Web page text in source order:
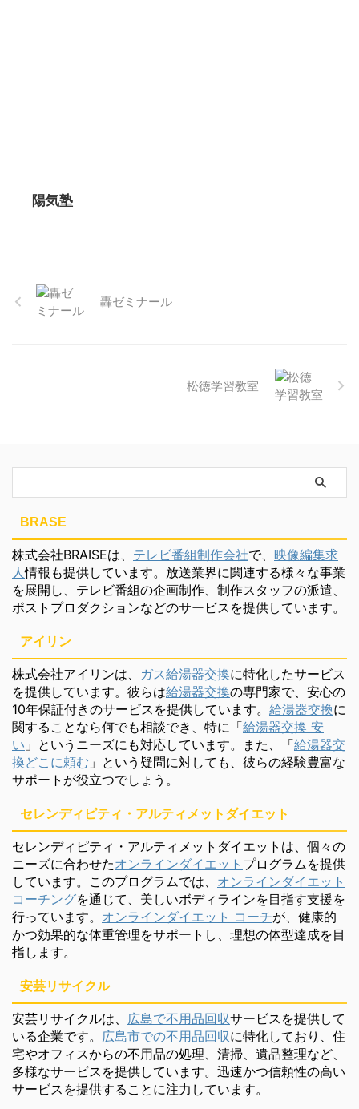
陽気塾
轟ゼミナール
松徳学習教室
BRASE
株式会社BRAISEは、 テレビ番組制作会社で、 映像編集求
人情報も提供しています。放送業界に関連する様々な事業
を展開し、テレビ番組の企画制作、制作スタッフの派遣、
ポストプロダクションなどのサービスを提供しています。
アイリン
株式会社アイリンは、 ガス給湯器交換に特化したサービス
を提供しています。彼らは給湯器交換の専門家で、安心の
10年保証付きのサービスを提供しています。 給湯器交換に
関することなら何でも相談でき、特に「給湯器交換 安
い 」というニーズにも対応しています。また、「給湯器交
換どこに頼む 」という疑問に対しても、彼らの経験豊富な
サポートが役立つでしょう。
セレンディピティ・アルティメットダイエット
セレンディピティ・アルティメットダイエットは、個々の
ニーズに合わせたオンラインダイエット プログラムを提供
しています。このプログラムでは、 オンラインダイエット
コーチングを通じて、美しいボディラインを目指す支援を
行っています。 オンラインダイエット コーチが、健康的
かつ効果的な体重管理をサポートし、理想の体型達成を目
指します。
安芸リサイクル
安芸リサイクルは、 広島で不用品回収サービスを提供して
いる企業です。 広島市での不用品回収に特化しており、住
宅やオフィスからの不用品の処理、清掃、遺品整理など、
多様なサービスを提供しています。迅速かつ信頼性の高い
サービスを提供することに注力しています。